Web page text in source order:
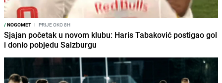
/NOGOMET I PRIJE OKO 8H
Sjajan početak u novom klubu: Haris Tabaković postigao gol
i donio pobjedu Salzburgu